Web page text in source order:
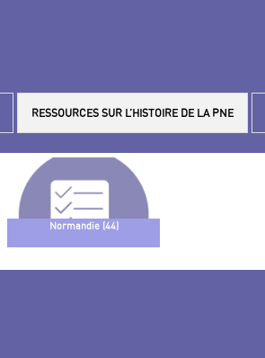
RESSOURCES SUR L’HISTOIRE DE LA PNE
Normandie (44)